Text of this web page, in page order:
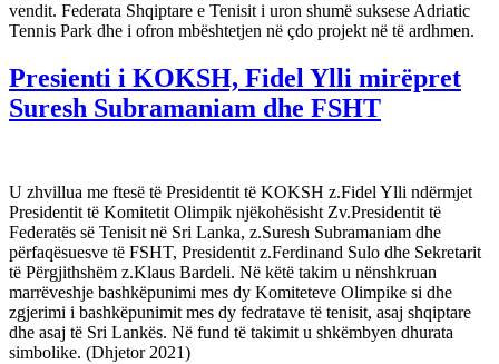
vendit. Federata Shqiptare e Tenisit i uron shumë suksese Adriatic
Tennis Park dhe i ofron mbështetjen në çdo projekt në të ardhmen.
Presienti i KOKSH, Fidel Ylli mirëpret
Suresh Subramaniam dhe FSHT
U zhvillua me ftesë të Presidentit të KOKSH z.Fidel Ylli ndërmjet
Presidentit të Komitetit Olimpik njëkohësisht Zv.Presidentit të
Federatës së Tenisit në Sri Lanka, z.Suresh Subramaniam dhe
përfaqësuesve të FSHT, Presidentit z.Ferdinand Sulo dhe Sekretarit
të Përgjithshëm z.Klaus Bardeli. Në këtë takim u nënshkruan
marrëveshje bashkëpunimi mes dy Komiteteve Olimpike si dhe
zgjerimi i bashkëpunimit mes dy fedratave të tenisit, asaj shqiptare
dhe asaj të Sri Lankës. Në fund të takimit u shkëmbyen dhurata
simbolike. (Dhjetor 2021)